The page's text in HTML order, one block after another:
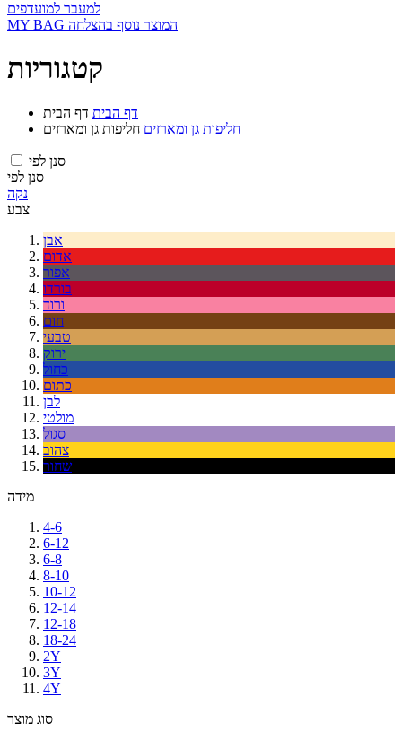
למעבר למועדפים
MY BAG המוצר נוסף בהצלחה
קטגוריות
דף הבית דף הבית
חליפות גן ומארזים חליפות גן ומארזים
סנן לפי
סנן לפי
נקה
צבע
אבן
אדום
אפור
בורדו
ורוד
חום
טבעי
ירוק
כחול
כתום
לבן
מולטי
סגול
צהוב
שחור
מידה
4-6
6-12
6-8
8-10
10-12
12-14
12-18
18-24
2Y
3Y
4Y
סוג מוצר